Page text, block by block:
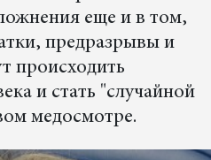
еще и в том,
предразрывы и
происходить
и стать "случайной
медосмотре.